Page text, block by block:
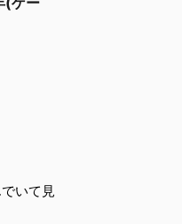
いて見